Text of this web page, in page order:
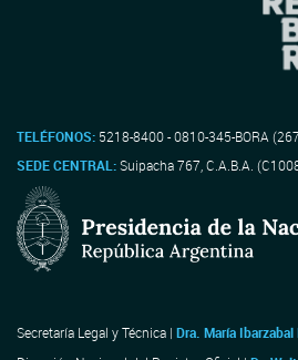
TELÉFONOS: 5218-8400 - 0810-345-BORA
SEDE CENTRAL:Suipacha 767, C.A.B.A.
Secretaría Legal y Técnica | Dra. María